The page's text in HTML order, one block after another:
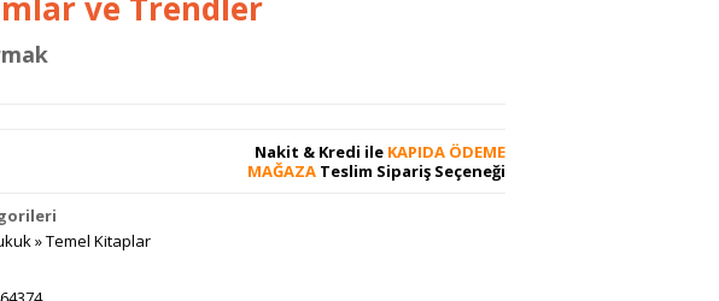
Nakit & Kredi ile KAPIDA ÖDEME
MAĞAZA Teslim Sipariş Seçeneği
»Temel Kitaplar